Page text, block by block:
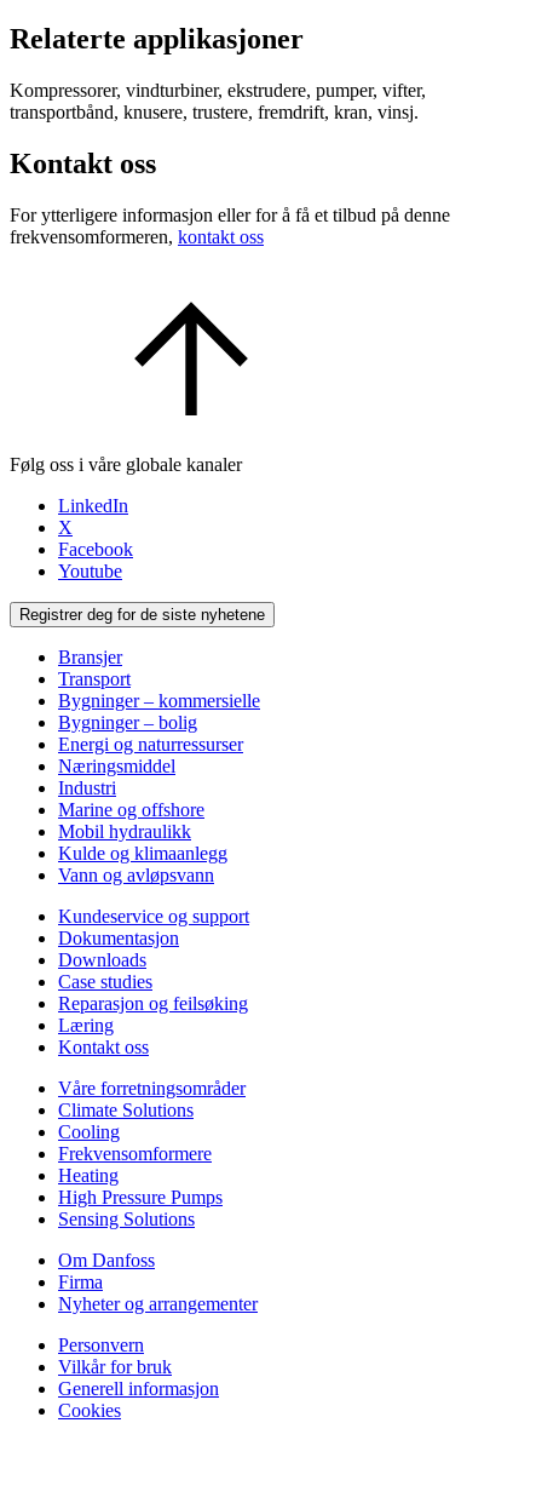
Relaterte applikasjoner
Kompressorer, vindturbiner, ekstrudere, pumper, vifter,
transportbånd, knusere, trustere, fremdrift, kran, vinsj.
Kontakt oss
For ytterligere informasjon eller for å få et tilbud på denne
frekvensomformeren, kontakt oss
Følg oss i våre globale kanaler
LinkedIn
X
Facebook
Youtube
Registrer deg for de siste nyhetene
Bransjer
Transport
Bygninger – kommersielle
Bygninger – bolig
Energi og naturressurser
Næringsmiddel
Industri
Marine og offshore
Mobil hydraulikk
Kulde og klimaanlegg
Vann og avløpsvann
Kundeservice og support
Dokumentasjon
Downloads
Case studies
Reparasjon og feilsøking
Læring
Kontakt oss
Våre forretningsområder
Climate Solutions
Cooling
Frekvensomformere
Heating
High Pressure Pumps
Sensing Solutions
Om Danfoss
Firma
Nyheter og arrangementer
Personvern
Vilkår for bruk
Generell informasjon
Cookies